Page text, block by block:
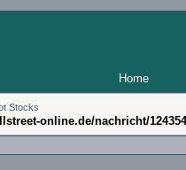
Home
Stocks
online.de/nachricht/